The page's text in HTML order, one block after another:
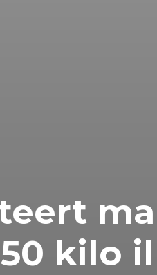
kilo